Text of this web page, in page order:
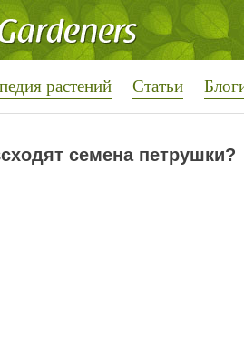
растений Статьи
семена петрушки?